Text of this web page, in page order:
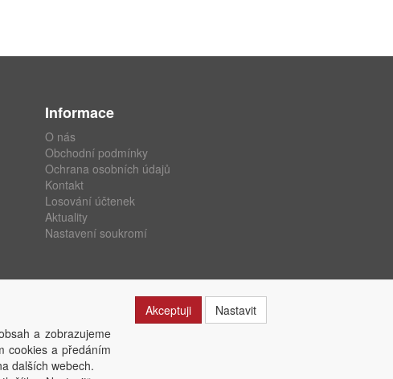
Informace
O nás
Obchodní podmínky
Ochrana osobních údajů
Kontakt
Losování účtenek
Aktuality
Nastavení soukromí
a zobrazujeme
cookies a předáním
dalších webech.
Akceptuji Nastavit